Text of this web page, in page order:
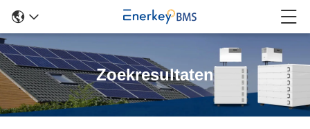
Zoekresultaten